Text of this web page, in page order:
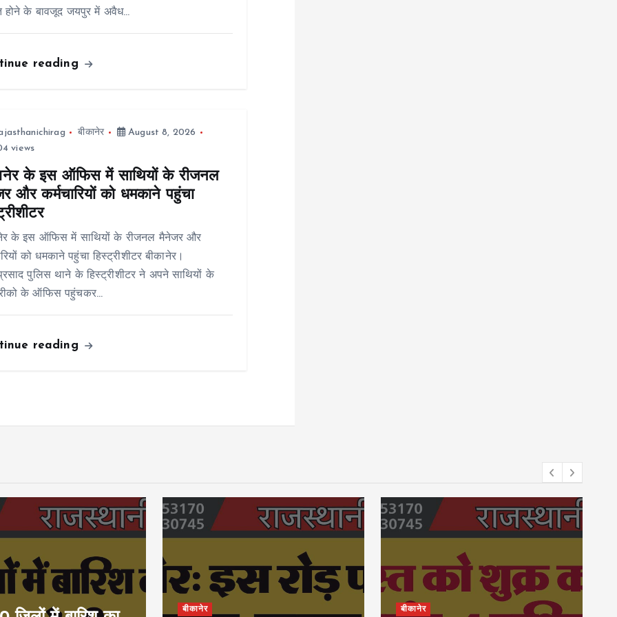
होने के बावजूद जयपुर में अवैध…
reading
बीकानेर
August 8, 2026
views
के इस ऑफिस में साथियों के रीजनल
और कर्मचारियों को धमकाने पहुंचा
के इस ऑफिस में साथियों के रीजनल मैनेजर और
को धमकाने पहुंचा हिस्ट्रीशीटर बीकानेर।
पुलिस थाने के हिस्ट्रीशीटर ने अपने साथियों के
के ऑफिस पहुंचकर…
reading
बीकानेर बीकानेर